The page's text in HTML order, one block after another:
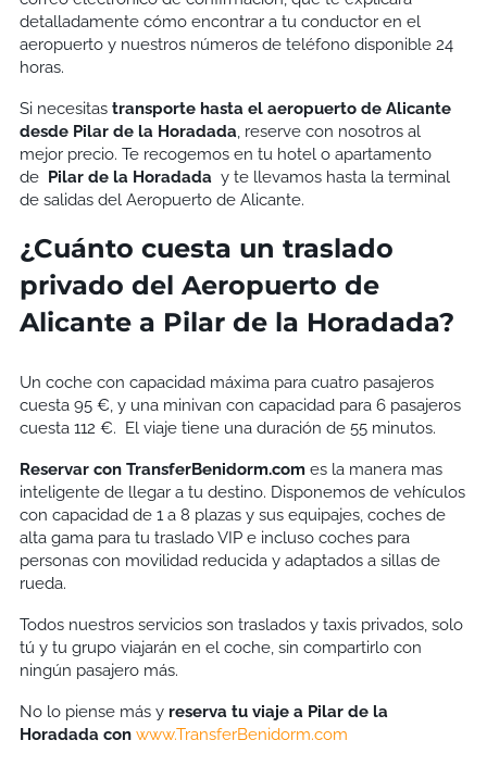
detalladamente cómo encontrar a tu conductor en el
aeropuerto y nuestros números de teléfono disponible 24
horas.
Si necesitas transporte hasta el aeropuerto de Alicante
desde Pilar de la Horadada, reserve con nosotros al
mejor precio. Te recogemos en tu hotel o apartamento
de Pilar de la Horadada y te llevamos hasta la terminal
de salidas del Aeropuerto de Alicante.
¿Cuánto cuesta un traslado
privado del Aeropuerto de
Alicante a Pilar de la Horadada?
Un coche con capacidad máxima para cuatro pasajeros
cuesta 95 €, y una minivan con capacidad para 6 pasajeros
cuesta 112 €. El viaje tiene una duración de 55 minutos.
Reservar con TransferBenidorm.comes la manera mas
inteligente de llegar a tu destino. Disponemos de vehículos
con capacidad de 1 a 8 plazas y sus equipajes, coches de
alta gama para tu traslado VIP e incluso coches para
personas con movilidad reducida y adaptados a sillas de
rueda.
Todos nuestros servicios son traslados y taxis privados, solo
tú y tu grupo viajarán en el coche, sin compartirlo con
ningún pasajero más.
No lo piense más y reserva tu viaje a Pilar de la
Horadada con www.TransferBenidorm.com